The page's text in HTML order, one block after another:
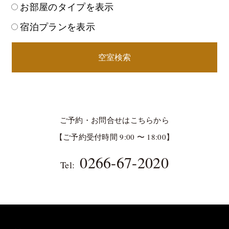
お部屋のタイプを表示
宿泊プランを表示
空室検索
ご予約・お問合せはこちらから
【ご予約受付時間 9:00 〜 18:00】
Tel: 0266-67-2020